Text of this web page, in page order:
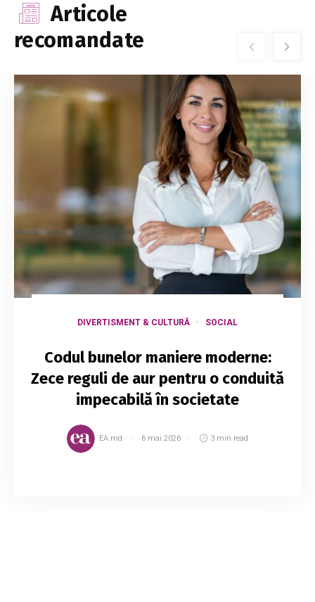
Articole
recomandate
DIVERTISMENT & CULTURĂ SOCIAL
Codul bunelor maniere moderne:
Zece reguli de aur pentru o conduită
impecabilă în societate
EA.md 6 mai 2026 3 min read